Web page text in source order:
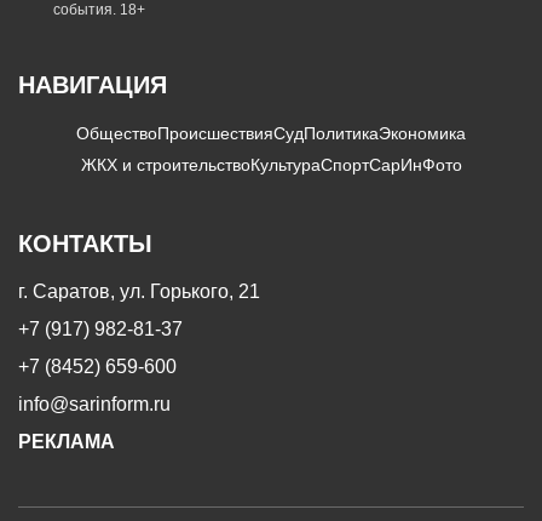
события. 18+
НАВИГАЦИЯ
ОбществоПроисшествияСудПолитикаЭкономика
ЖКХ и строительствоКультураСпортСарИнФото
КОНТАКТЫ
г. Саратов, ул. Горького, 21
+7 (917) 982-81-37
+7 (8452) 659-600
info@sarinform.ru
РЕКЛАМА